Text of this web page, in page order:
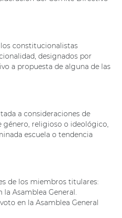
constitucionalistas
designados por
a propuesta de alguna de las
a consideraciones de
religioso o ideológico,
escuela o tendencia
de los miembros titulares:
Asamblea General.
en la Asamblea General